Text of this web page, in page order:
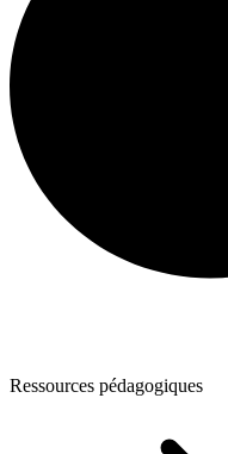
Ressources pédagogiques